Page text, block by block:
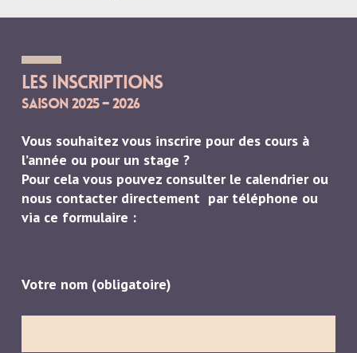
Les inscriptions
Saison 2025 – 2026
Vous souhaitez vous inscrire pour des cours à
l’année ou pour un stage ?
Pour cela vous pouvez consulter le calendrier ou
nous contacter directement par téléphone ou
via ce formulaire :
Votre nom (obligatoire)